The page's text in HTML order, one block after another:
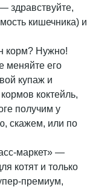
здравствуйте,
кишечника) и
корм? Нужно!
меняйте его
купаж и
коктейль,
получим у
скажем, или по
маркет» —
котят и только
премиум,